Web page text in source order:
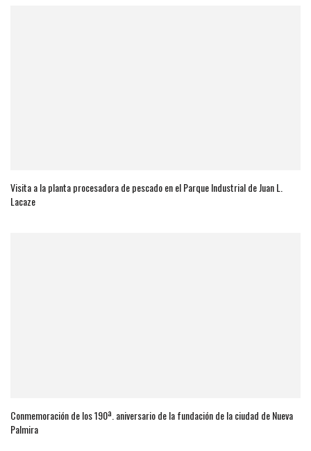
Visita a la planta procesadora de pescado en el Parque Industrial de Juan L.
Lacaze
Conmemoración de los 190ª. aniversario de la fundación de la ciudad de Nueva
Palmira